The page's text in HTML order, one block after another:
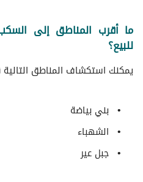
ما أقرب المناطق إلى
للبيع؟
يمكنك استكشاف المناطق
بني بياضة
الشهباء
جبل عير